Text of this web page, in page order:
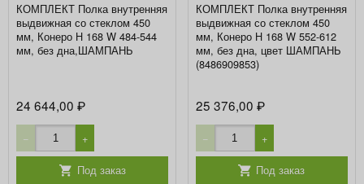
КОМПЛЕКТ Полка внутренняя
выдвижная со стеклом 450
мм, Конеро H 168 W 484-544
мм, без дна,ШАМПАНЬ
24 644,00₽
− +
Под заказ
КОМПЛЕКТ Полка внутренняя
выдвижная со стеклом 450
мм, Конеро H 168 W 552-612
мм, без дна, цвет ШАМПАНЬ
(8486909853)
25 376,00 ₽
− +
Под заказ